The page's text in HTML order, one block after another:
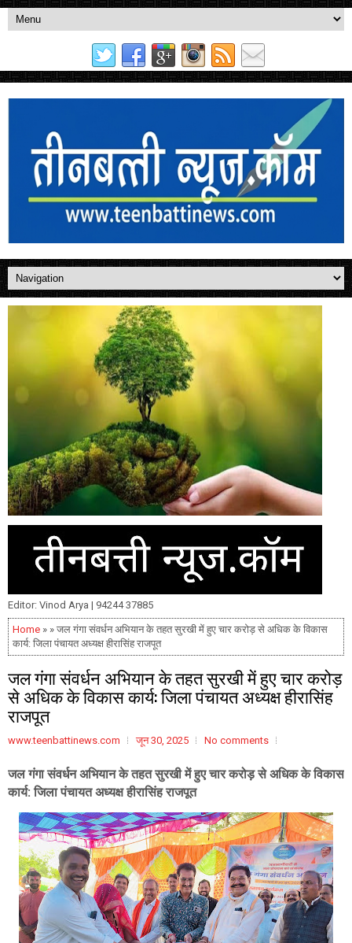
Editor: Vinod Arya | 94244 37885
Home » » जल गंगा संवर्धन अभियान के तहत सुरखी में हुए चार करोड़ से अधिक के विकास
कार्य: जिला पंचायत अध्यक्ष हीरासिंह राजपूत
जल गंगा संवर्धन अभियान के तहत सुरखी में हुए चार करोड़
से अधिक के विकास कार्य: जिला पंचायत अध्यक्ष हीरासिंह
राजपूत
www.teenbattinews.com जून 30, 2025 No comments
जल गंगा संवर्धन अभियान के तहत सुरखी में हुए चार करोड़ से अधिक के विकास
कार्य: जिला पंचायत अध्यक्ष हीरासिंह राजपूत